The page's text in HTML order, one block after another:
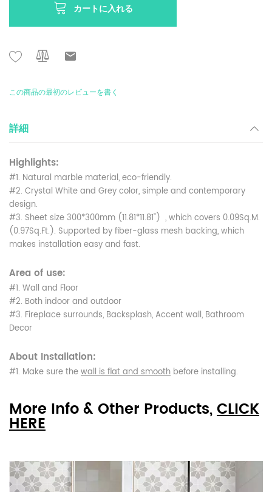
カートに入れる
この商品の最初のレビューを書く
詳細
Highlights:
#1. Natural marble material, eco-friendly.
#2. Crystal White and Grey color, simple and contemporary
design.
#3. Sheet size 300*300mm (11.81*11.81") , which covers 0.09Sq.M.
(0.97Sq.Ft.). Supported by fiber-glass mesh backing, which
makes installation easy and fast.
Area of use:
#1. Wall and Floor
#2. Both indoor and outdoor
#3. Fireplace surrounds, Backsplash, Accent wall, Bathroom
Decor
About Installation:
#1. Make sure thewall is flat and smooth before installing.
More Info & Other Products,CLICK
HERE